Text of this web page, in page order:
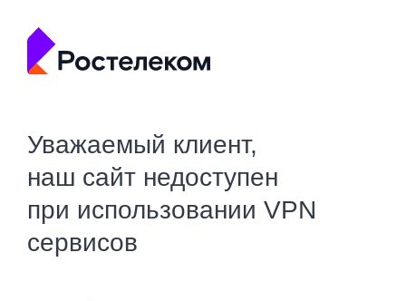
Уважаемый клиент,
наш сайт недоступен
при использовании VPN
сервисов